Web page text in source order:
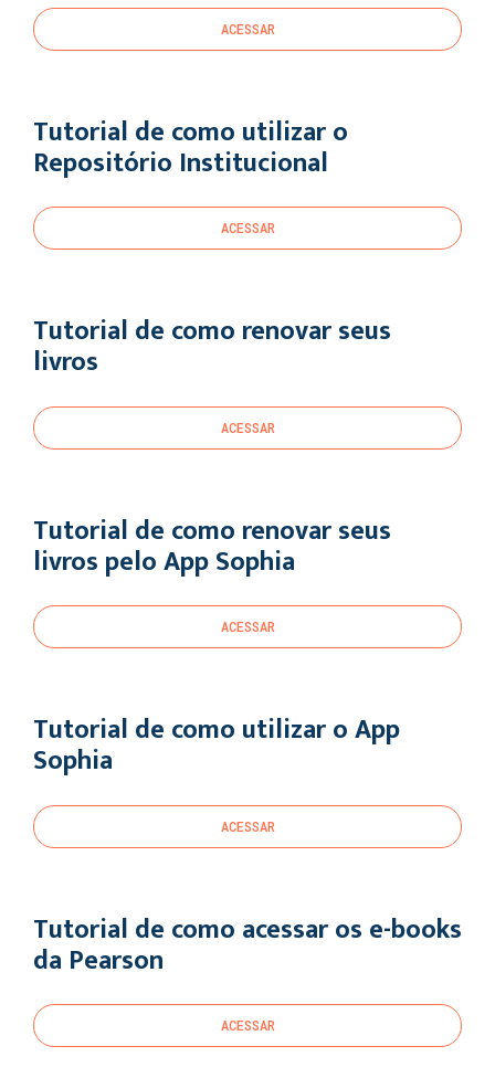
ACESSAR
Tutorial de como utilizar o
Repositório Institucional
ACESSAR
Tutorial de como renovar seus
livros
ACESSAR
Tutorial de como renovar seus
livros pelo App Sophia
ACESSAR
Tutorial de como utilizar o App
Sophia
ACESSAR
Tutorial de como acessar os e-books
da Pearson
ACESSAR